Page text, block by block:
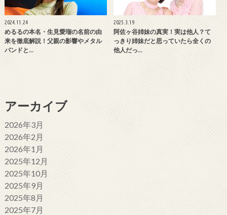
2024.11.24
めるるの本名・生見愛瑠の名前の由
来を徹底解説！父親の影響やメタル
バンドと…
2025.3.19
阿佐ヶ谷姉妹の真実！実は他人？て
っきり姉妹だと思っていたら全くの
他人だっ…
アーカイブ
2026年3月
2026年2月
2026年1月
2025年12月
2025年10月
2025年9月
2025年8月
2025年7月